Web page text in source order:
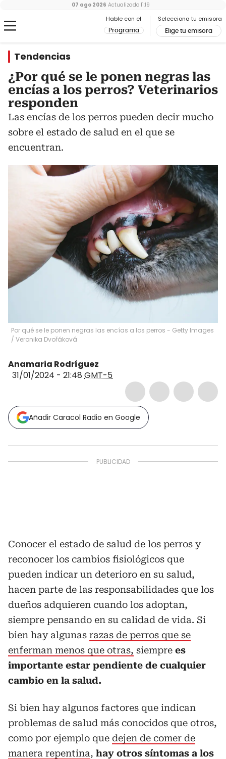
Hable con el
Programa
Selecciona tu emisora
Elige tu emisora
07 ago 2026 Actualizado 11:19
Tendencias
¿Por qué se le ponen negras las
encías a los perros? Veterinarios
responden
Las encías de los perros pueden decir mucho
sobre el estado de salud en el que se
encuentran.
Por qué se le ponen negras las encías a los perros - Getty Images
/ Veronika Dvořáková
Anamaria Rodríguez
31/01/2024 - 21:48 GMT-5
Añadir Caracol Radio en Google
Conocer el estado de salud de los perros y
reconocer los cambios fisiológicos que
pueden indicar un deterioro en su salud,
hacen parte de las responsabilidades que los
dueños adquieren cuando los adoptan,
siempre pensando en su calidad de vida. Si
bien hay algunas razas de perros que se
enferman menos que otras, siempre es
importante estar pendiente de cualquier
cambio en la salud.
Si bien hay algunos factores que indican
problemas de salud más conocidos que otros,
como por ejemplo que dejen de comer de
manera repentina, hay otros síntomas a los